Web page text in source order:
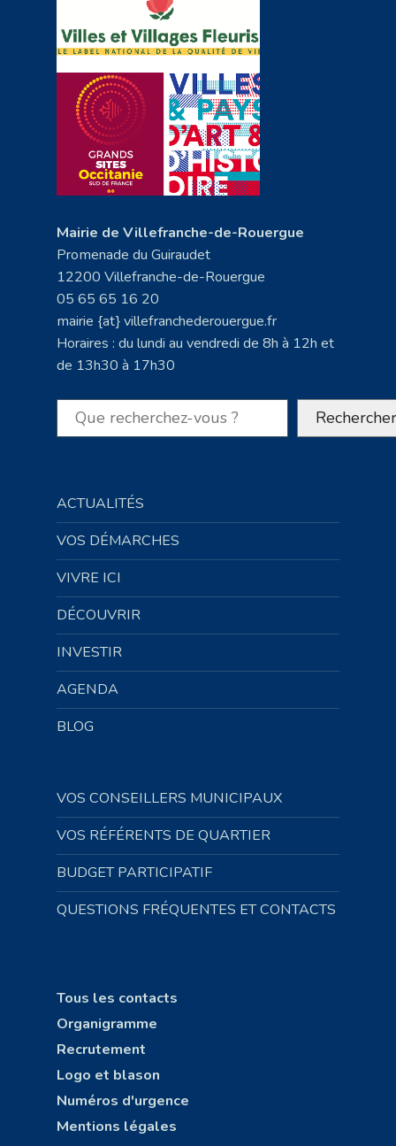
Mairie de Villefranche-de-Rouergue
Promenade du Guiraudet
12200 Villefranche-de-Rouergue
05 65 65 16 20
mairie {at} villefranchederouergue.fr
Horaires : du lundi au vendredi de 8h à 12h et
de 13h30 à 17h30
Rechercher Rechercher
ACTUALITÉS
VOS DÉMARCHES
VIVRE ICI
DÉCOUVRIR
INVESTIR
AGENDA
BLOG
VOS CONSEILLERS MUNICIPAUX
VOS RÉFÉRENTS DE QUARTIER
BUDGET PARTICIPATIF
QUESTIONS FRÉQUENTES ET CONTACTS
Tous les contacts
Organigramme
Recrutement
Logo et blason
Numéros d'urgence
Mentions légales